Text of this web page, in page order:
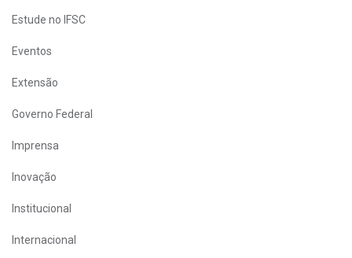
Estude no IFSC
Eventos
Extensão
Governo Federal
Imprensa
Inovação
Institucional
Internacional